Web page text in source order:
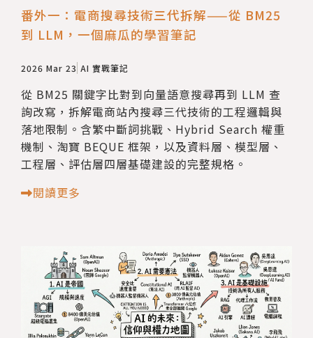
番外一：電商搜尋技術三代拆解——從 BM25
到 LLM，一個麻瓜的學習筆記
2026 Mar 23 AI 實戰筆記
從 BM25 關鍵字比對到向量語意搜尋再到 LLM 查
詢改寫，拆解電商站內搜尋三代技術的工程邏輯與
落地限制。含繁中斷詞挑戰、Hybrid Search 權重
機制、淘寶 BEQUE 框架，以及資料層、模型層、
工程層、評估層四層基礎建設的完整規格。
閱讀更多